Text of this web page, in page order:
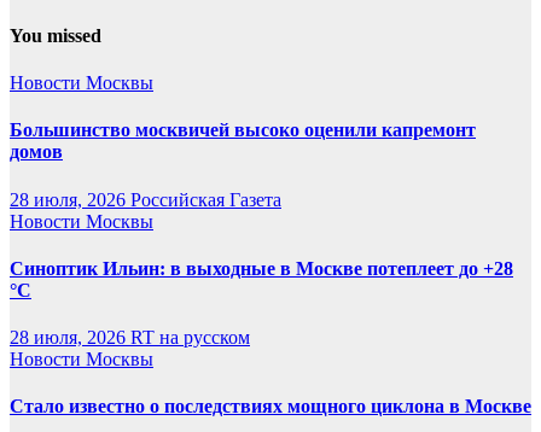
You missed
Новости Москвы
Большинство москвичей высоко оценили капремонт
домов
28 июля, 2026 Российская Газета
Новости Москвы
Синоптик Ильин: в выходные в Москве потеплеет до +28
°C
28 июля, 2026 RT на русском
Новости Москвы
Стало известно о последствиях мощного циклона в Москве